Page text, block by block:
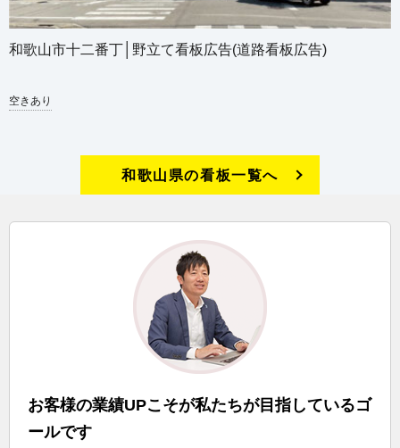
和歌山市十二番丁│野立て看板広告(道路看板広告)
空きあり
和歌山県の看板一覧へ
お客様の業績UPこそが私たちが目指しているゴ
ールです